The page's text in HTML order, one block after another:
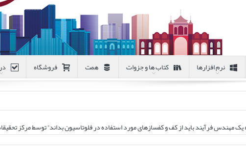
نرم افزارها کتاب ها و جزوات همت فروشگاه
یک مهندس فرآیند باید از کف و کفسازهای مورد استفاده در فلوتاسیون بداند” توسط مرکز